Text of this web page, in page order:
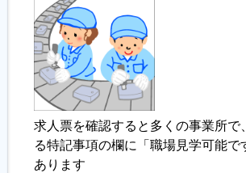
求人票を確認すると多くの事業所で
る特記事項の欄に「職場見学可能で
あります